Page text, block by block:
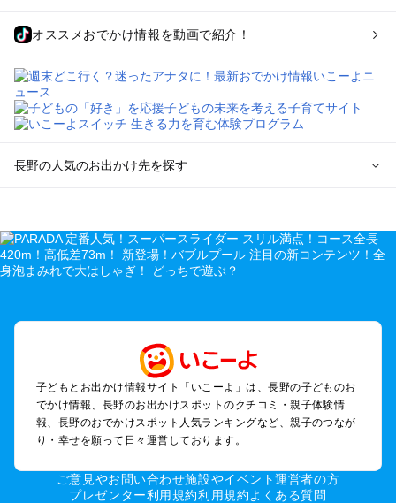
オススメおでかけ情報を動画で紹介！
長野の人気のお出かけ先を探す
を探す
軽井沢・万座・嬬恋・北軽井沢のプールお出かけ
松本・上高地・諏訪・乗鞍・美ヶ原のプールお出かけ
伊那・駒ヶ根・飯田・昼神（伊那路）のプールお出かけ
蓼科・白樺湖・車山・女神湖・姫木平のプールお出かけ
安曇野・大町のプールお出かけ
白馬・小谷のプールお出かけ
八ヶ岳・野辺山・富士見・原村・小海線沿線のプールお出かけ
木曽路・木曽周辺のプールお出かけ
飯山・斑尾・信濃町・黒姫のプールお出かけ
千曲・戸倉上山田のプールお出かけ
子どもとお出かけ情報サイト「いこーよ」は、長野の子どものお
でかけ情報、長野のお出かけスポットのクチコミ・親子体験情
報、長野のおでかけスポット人気ランキングなど、親子のつなが
り・幸せを願って日々運営しております。
ご意見やお問い合わせ施設やイベント運営者の方
プレゼンター利用規約利用規約よくある質問